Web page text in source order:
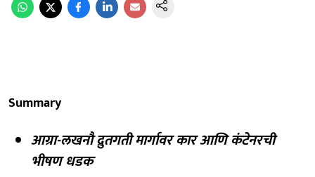
Summary
आग्रा-लखनौ द्रुतगती मार्गावर कार आणि कंटेनरची
भीषण धडक